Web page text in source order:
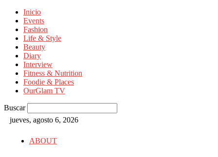
Inicio
Events
Fashion
Life & Style
Beauty
Diary
Interview
Fitness & Nutrition
Foodie & Places
OurGlam TV
Buscar
jueves, agosto 6, 2026
ABOUT